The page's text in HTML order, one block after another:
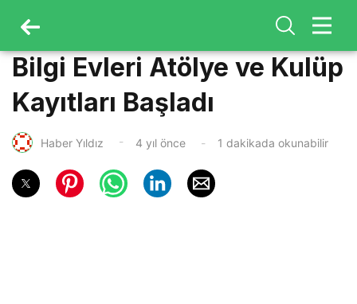
Bilgi Evleri Atölye ve Kulüp
Kayıtları Başladı
Haber Yıldız 4 yıl önce 1 dakikada okunabilir